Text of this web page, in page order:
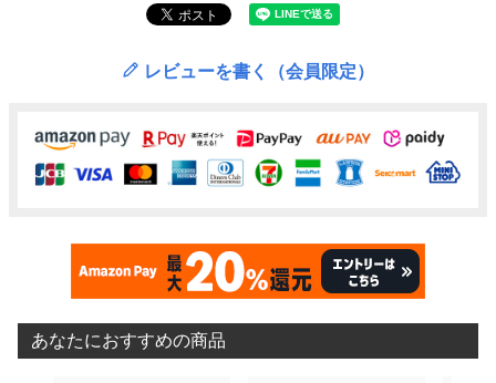
レビューを書く（会員限定）
あなたにおすすめの商品